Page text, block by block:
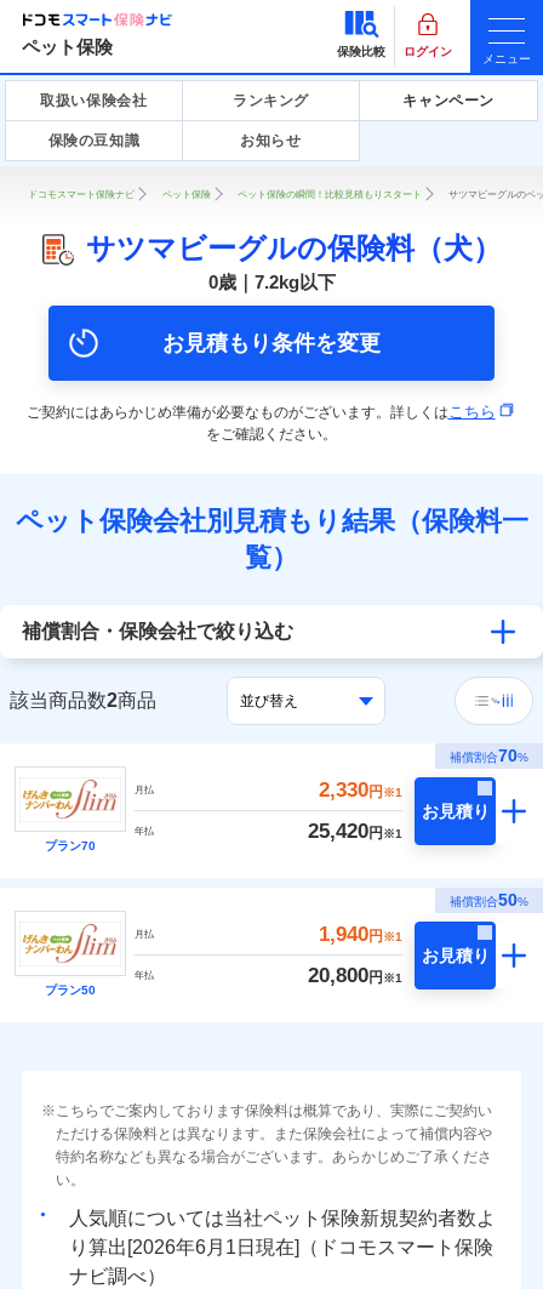
ペット保険 保険比較 ログイン
メニュー
取扱い保険会社 ランキング キャンペーン
保険の豆知識 お知らせ
ドコモスマート保険ナビ ペット保険 ペット保険の瞬間！比較見積もりスタート サツマビーグルのペ
サツマビーグルの保険料（犬）
0歳｜7.2kg以下
お見積もり条件を変更
ご契約にはあらかじめ準備が必要なものがございます。詳しくはこちら
をご確認ください。
ペット保険会社別見積もり結果（保険料一
覧）
補償割合・保険会社で絞り込む
該当商品数2商品
補償割合70%
プラン70
月払 2,330円 ※1
年払 25,420円 ※1
お見積り
補償割合50%
プラン50
月払 1,940円 ※1
年払 20,800円 ※1
お見積り
こちらでご案内しております保険料は概算であり、実際にご契約い
ただける保険料とは異なります。また保険会社によって補償内容や
特約名称なども異なる場合がございます。あらかじめご了承くださ
い。
人気順については当社
新規契約者数よ
り算出[
年 月
日現在]（ドコモスマート保険
ナビ調べ）